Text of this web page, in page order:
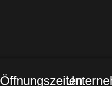
Öffnungszeiten